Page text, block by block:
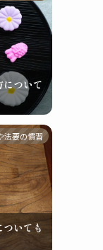
ついて
法要の慣習
いても